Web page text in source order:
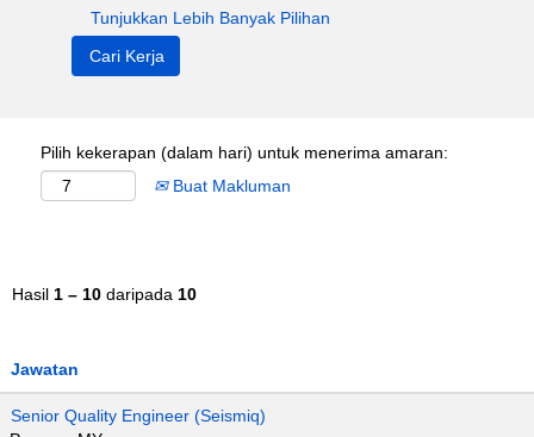
Tunjukkan Lebih Banyak Pilihan
Pilih kekerapan (dalam hari) untuk menerima amaran:
Buat Makluman
Hasil 1 – 10 daripada 10
Jawatan
Senior Quality Engineer (Seismiq)